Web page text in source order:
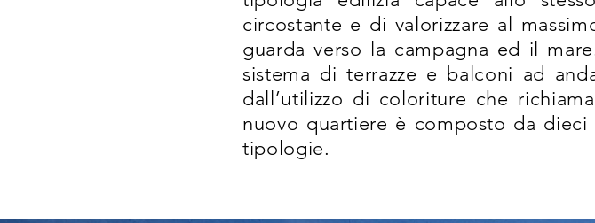
circostante e di valorizzare al
guarda verso la campagna ed il
sistema di terrazze e balconi ad
dall’utilizzo di coloriture che
nuovo quartiere è composto da
tipologie.